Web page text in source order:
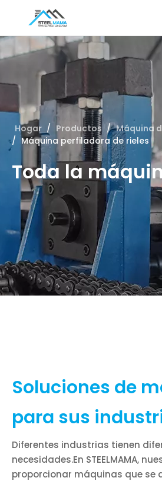
Hogar / Productos / Máquina
/ Máquina perfiladora de rieles
Toda la
Soluciones de
para sus
Diferentes industrias tienen
necesidades.En STEELMAMA,
proporcionar máquinas que se